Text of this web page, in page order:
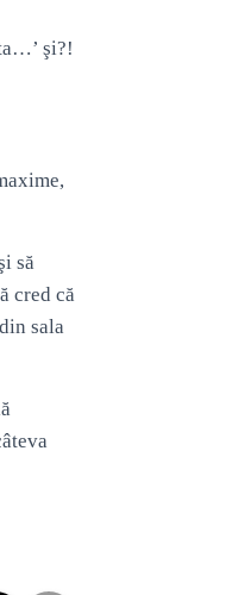
şi?!
să
cred că
sala